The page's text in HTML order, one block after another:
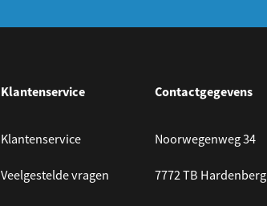
Klantenservice
Klantenservice
Veelgestelde vragen
Contactgegevens
Noorwegenweg 34
7772 TB Hardenberg